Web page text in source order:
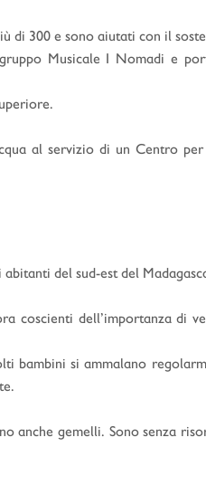
di 300 e sono aiutati con il
Musicale I Nomadi e
al servizio di un Centro per
del sud-est del
coscienti dell’importanza di
bambini si ammalano
anche gemelli. Sono senza